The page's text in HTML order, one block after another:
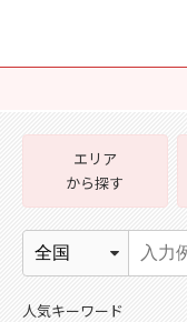
エリア
から探す
人気キーワード